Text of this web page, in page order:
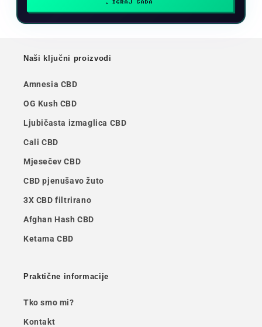
IGRAJ SADA
Naši ključni proizvodi
Amnesia CBD
OG Kush CBD
Ljubičasta izmaglica CBD
Cali CBD
Mjesečev CBD
CBD pjenušavo žuto
3X CBD filtrirano
Afghan Hash CBD
Ketama CBD
Praktične informacije
Tko smo mi?
Kontakt